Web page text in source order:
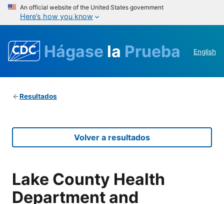
An official website of the United States government
Here’s how you know
Hágase la Prueba English
Resultados
Volver a resultados
Lake County Health
Department and